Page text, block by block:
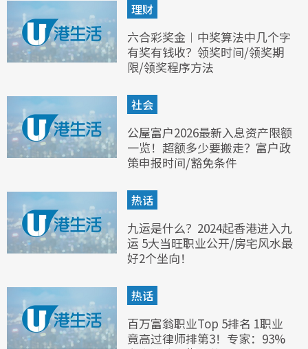
理财
六合彩奖金︱中奖算法中几个字
有奖有钱收？领奖时间/领奖期
限/领奖程序方法
社会
公屋富户2026最新入息资产限额
一览！超额多少要搬走？富户政
策申报时间/豁免条件
热话
九运是什么？2024起香港进入九
运 5大当旺职业公开/房宅风水最
好2个坐向！
热话
百万富翁职业Top 5排名 1职业
竟高过律师排第3！专家：93%